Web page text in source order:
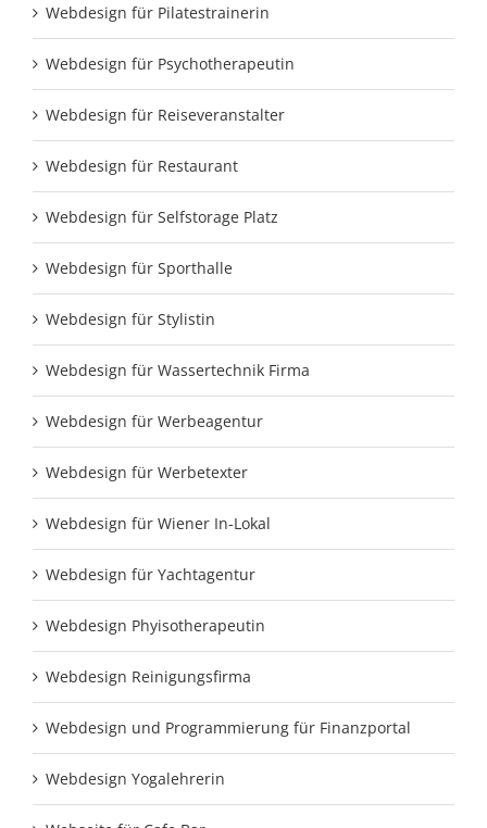
Webdesign für Pilatestrainerin
Webdesign für Psychotherapeutin
Webdesign für Reiseveranstalter
Webdesign für Restaurant
Webdesign für Selfstorage Platz
Webdesign für Sporthalle
Webdesign für Stylistin
Webdesign für Wassertechnik Firma
Webdesign für Werbeagentur
Webdesign für Werbetexter
Webdesign für Wiener In-Lokal
Webdesign für Yachtagentur
Webdesign Phyisotherapeutin
Webdesign Reinigungsfirma
Webdesign und Programmierung für Finanzportal
Webdesign Yogalehrerin